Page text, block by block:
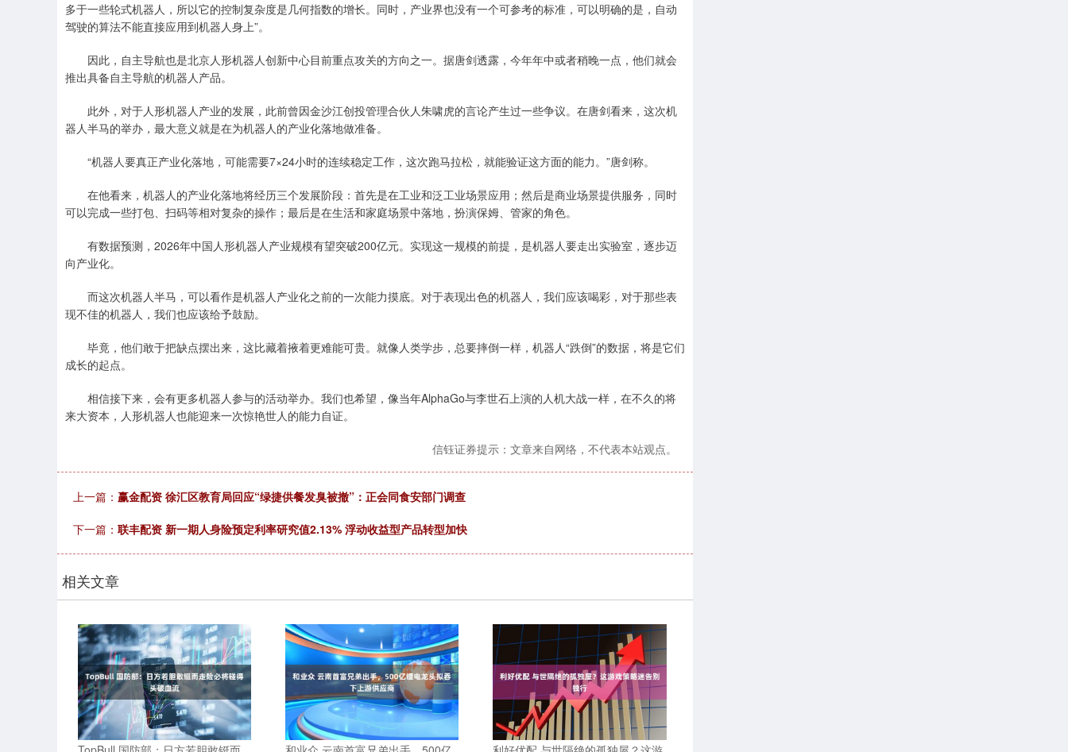
多于一些轮式机器人，所以它的控制复杂度是几何指数的增长。同时，产业界也没有一个可参考的标准，可以明确的是，自动
驾驶的算法不能直接应用到机器人身上”。
因此，自主导航也是北京人形机器人创新中心目前重点攻关的方向之一。据唐剑透露，今年年中或者稍晚一点，他们就会
推出具备自主导航的机器人产品。
此外，对于人形机器人产业的发展，此前曾因金沙江创投管理合伙人朱啸虎的言论产生过一些争议。在唐剑看来，这次机
器人半马的举办，最大意义就是在为机器人的产业化落地做准备。
“机器人要真正产业化落地，可能需要7×24小时的连续稳定工作，这次跑马拉松，就能验证这方面的能力。”唐剑称。
在他看来，机器人的产业化落地将经历三个发展阶段：首先是在工业和泛工业场景应用；然后是商业场景提供服务，同时
可以完成一些打包、扫码等相对复杂的操作；最后是在生活和家庭场景中落地，扮演保姆、管家的角色。
有数据预测，2026年中国人形机器人产业规模有望突破200亿元。实现这一规模的前提，是机器人要走出实验室，逐步迈
向产业化。
而这次机器人半马，可以看作是机器人产业化之前的一次能力摸底。对于表现出色的机器人，我们应该喝彩，对于那些表
现不佳的机器人，我们也应该给予鼓励。
毕竟，他们敢于把缺点摆出来，这比藏着掖着更难能可贵。就像人类学步，总要摔倒一样，机器人“跌倒”的数据，将是它们
成长的起点。
相信接下来，会有更多机器人参与的活动举办。我们也希望，像当年AlphaGo与李世石上演的人机大战一样，在不久的将
来大资本，人形机器人也能迎来一次惊艳世人的能力自证。
信钰证券提示：文章来自网络，不代表本站观点。
上一篇： 赢金配资 徐汇区教育局回应“绿捷供餐发臭被撤”：正会同食安部门调查
下一篇： 联丰配资 新一期人身险预定利率研究值2.13% 浮动收益型产品转型加快
相关文章